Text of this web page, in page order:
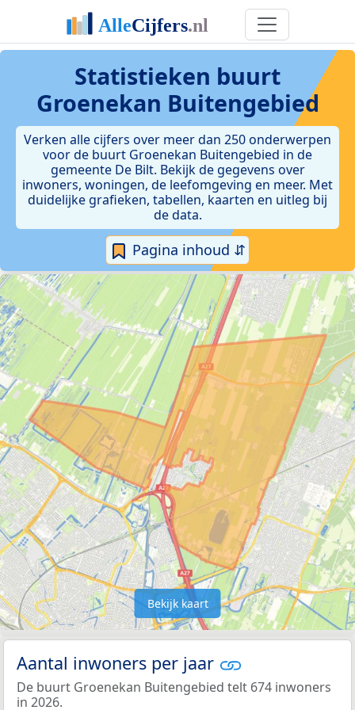
Statistieken buurt
Groenekan Buitengebied
Verken alle cijfers over meer dan 250 onderwerpen
voor de buurt Groenekan Buitengebied in de
gemeente De Bilt. Bekijk de gegevens over
inwoners, woningen, de leefomgeving en meer. Met
duidelijke grafieken, tabellen, kaarten en uitleg bij
de data.
Pagina inhoud ⇵
Bekijk kaart
Aantal inwoners per jaar
De buurt Groenekan Buitengebied telt 674 inwoners
in 2026.